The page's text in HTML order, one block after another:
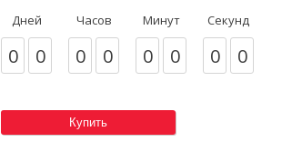
Дней
0 0
Часов
0 0
Минут
0 0
Секунд
0 0
Купить